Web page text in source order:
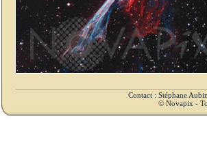
Contact : Stéphane
© Novapix -